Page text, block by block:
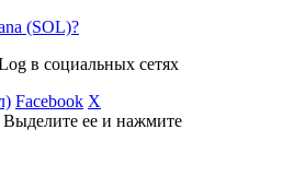
(SOL)?
в социальных сетях
Facebook X
ее и нажмите